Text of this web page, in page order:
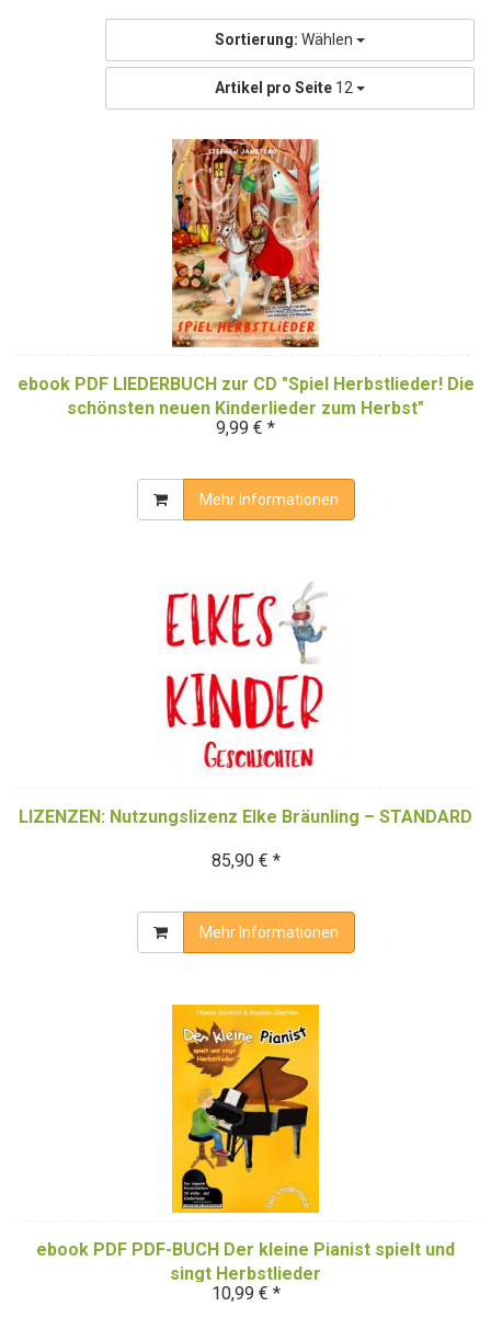
Sortierung: Wählen
Artikel pro Seite 12
ebook PDF LIEDERBUCH zur CD "Spiel Herbstlieder! Die
schönsten neuen Kinderlieder zum Herbst"
(Downloadalbum)
9,99 € *
Mehr Informationen
LIZENZEN: Nutzungslizenz Elke Bräunling – STANDARD
85,90 € *
Mehr Informationen
ebook PDF PDF-BUCH Der kleine Pianist spielt und
singt Herbstlieder
10,99 € *